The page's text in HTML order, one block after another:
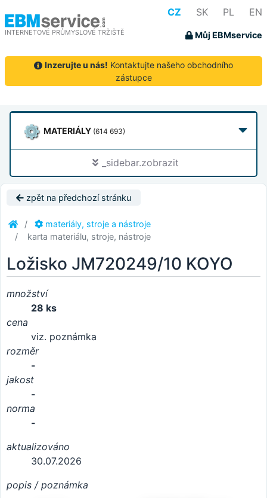
INTERNETOVÉ PRŮMYSLOVÉ TRŽIŠTĚ
CZ SK PL EN
Můj EBMservice
Inzerujte u nás! Kontaktujte našeho obchodního
zástupce
MATERIÁLY (614 693)
_sidebar.zobrazit
zpět na předchozí stránku
materiály, stroje a nástroje
karta materiálu, stroje, nástroje
Ložisko JM720249/10 KOYO
množství
28 ks
cena
viz. poznámka
rozměr
-
jakost
-
norma
-
aktualizováno
30.07.2026
popis / poznámka